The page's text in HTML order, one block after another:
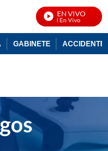
EN VIVO
GABINETE ACCIDENTE